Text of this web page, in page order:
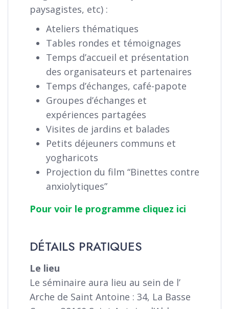
paysagistes, etc) :
Ateliers thématiques
Tables rondes et témoignages
Temps d’accueil et présentation
des organisateurs et partenaires
Temps d’échanges, café-papote
Groupes d’échanges et
expériences partagées
Visites de jardins et balades
Petits déjeuners communs et
yogharicots
Projection du film “Binettes contre
anxiolytiques”
Pour voir le programme cliquez ici
DÉTAILS PRATIQUES
Le lieu
Le séminaire aura lieu au sein de l’
Arche de Saint Antoine : 34, La Basse